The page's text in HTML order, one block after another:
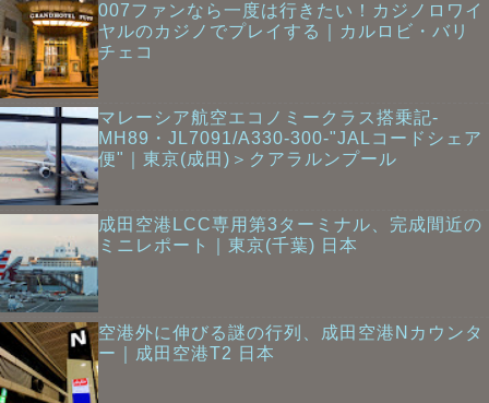
007ファンなら一度は行きたい！カジノロワイ
ヤルのカジノでプレイする｜カルロビ・バリ
チェコ
マレーシア航空エコノミークラス搭乗記-
MH89・JL7091/A330-300-"JALコードシェア
便"｜東京(成田)＞クアラルンプール
成田空港LCC専用第3ターミナル、完成間近の
ミニレポート｜東京(千葉) 日本
空港外に伸びる謎の行列、成田空港Nカウンタ
ー｜成田空港T2 日本